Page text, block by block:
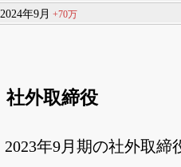
2024年9月+70万
社外取締役
2023年9月期の社外取